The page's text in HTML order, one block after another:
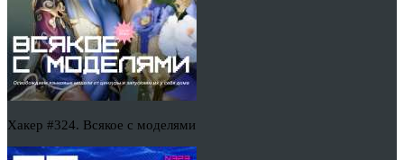
Хакер #324. Всякое с моделями